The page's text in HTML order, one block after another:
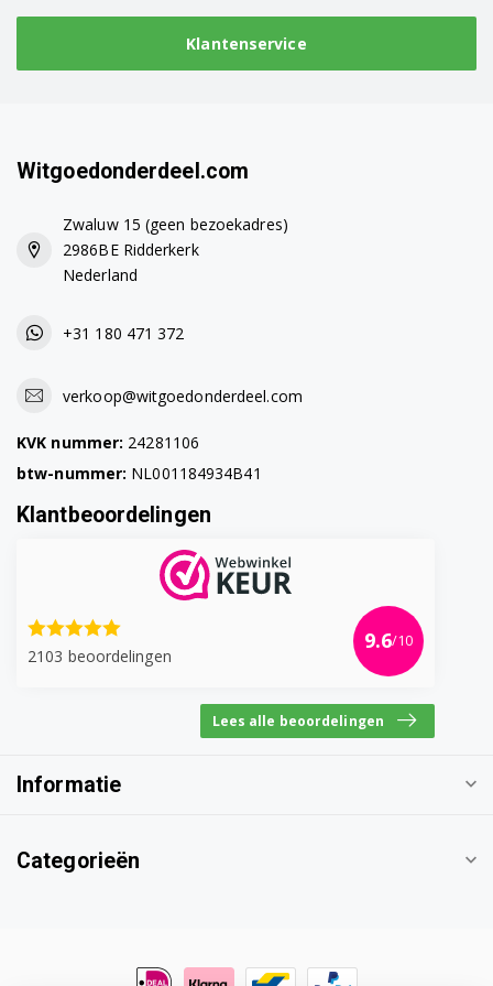
Klantenservice
Witgoedonderdeel.com
Zwaluw 15 (geen bezoekadres)
2986BE Ridderkerk
Nederland
+31 180 471 372
verkoop@witgoedonderdeel.com
KVK nummer: 24281106
btw-nummer: NL001184934B41
Klantbeoordelingen
2103 beoordelingen
9.6/10
Lees alle beoordelingen
Informatie
Categorieën